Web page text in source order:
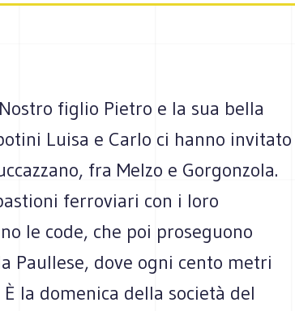
Nostro figlio Pietro e la sua bella
Luisa e Carlo ci hanno invitato
fra Melzo e Gorgonzola.
ferroviari con i loro
le code, che poi proseguono
Paullese, dove ogni cento metri
la domenica della società del